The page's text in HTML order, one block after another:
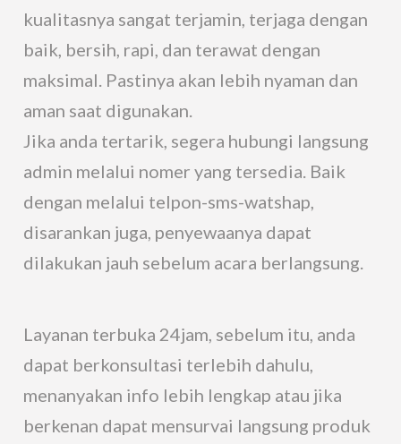
kualitasnya sangat terjamin, terjaga dengan
baik, bersih, rapi, dan terawat dengan
maksimal. Pastinya akan lebih nyaman dan
aman saat digunakan.
Jika anda tertarik, segera hubungi langsung
admin melalui nomer yang tersedia. Baik
dengan melalui telpon-sms-watshap,
disarankan juga, penyewaanya dapat
dilakukan jauh sebelum acara berlangsung.
Layanan terbuka 24jam, sebelum itu, anda
dapat berkonsultasi terlebih dahulu,
menanyakan info lebih lengkap atau jika
berkenan dapat mensurvai langsung produk